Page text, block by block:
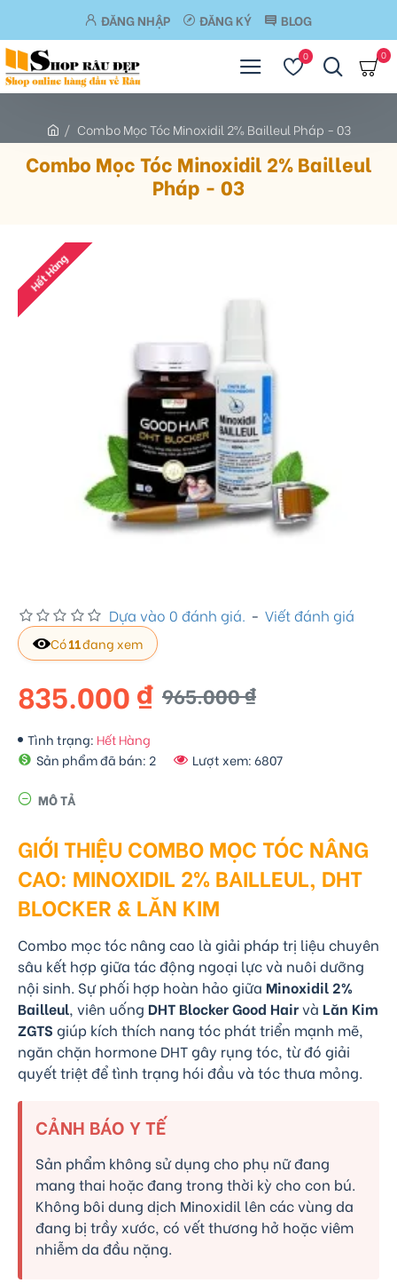
ĐĂNG NHẬP ĐĂNG KÝ BLOG
0 0
Combo Mọc Tóc Minoxidil 2% Bailleul Pháp - 03
Combo Mọc Tóc Minoxidil 2% Bailleul
Pháp - 03
Hết Hàng
Tình trạng: Hết Hàng
Sản phẩm đã bán: 2
Lượt xem: 6807
Dựa vào 0 đánh giá. - Viết đánh giá
Có11đang xem
835.000 ₫ 965.000 ₫
MÔ TẢ
GIỚI THIỆU COMBO MỌC TÓC NÂNG
CAO: MINOXIDIL 2% BAILLEUL, DHT
BLOCKER & LĂN KIM
Combo mọc tóc nâng cao là giải pháp trị liệu chuyên
sâu kết hợp giữa tác động ngoại lực và nuôi dưỡng
nội sinh. Sự phối hợp hoàn hảo giữa Minoxidil 2%
Bailleul, viên uống DHT Blocker Good Hairvà Lăn Kim
ZGTS giúp kích thích nang tóc phát triển mạnh mẽ,
ngăn chặn hormone DHT gây rụng tóc, từ đó giải
quyết triệt để tình trạng hói đầu và tóc thưa mỏng.
CẢNH BÁO Y TẾ
Sản phẩm không sử dụng cho phụ nữ đang
mang thai hoặc đang trong thời kỳ cho con bú.
Không bôi dung dịch Minoxidil lên các vùng da
đang bị trầy xước, có vết thương hở hoặc viêm
nhiễm da đầu nặng.